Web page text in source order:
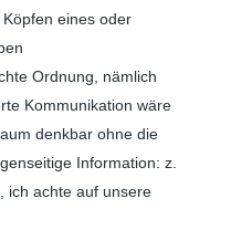
eines oder
Ordnung, nämlich
Kommunikation wäre
denkbar ohne die
Information: z.
ich achte auf unsere